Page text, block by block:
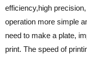
efficiency,high
operation more simple
need to make a plate,
print. The speed of